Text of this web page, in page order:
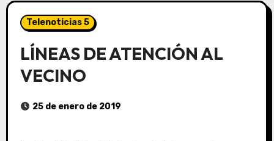
Telenoticias 5
LÍNEAS DE ATENCIÓN AL
VECINO
25 de enero de 2019